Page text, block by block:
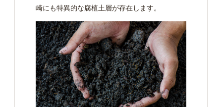
崎にも特異的な腐植土層が存在します。